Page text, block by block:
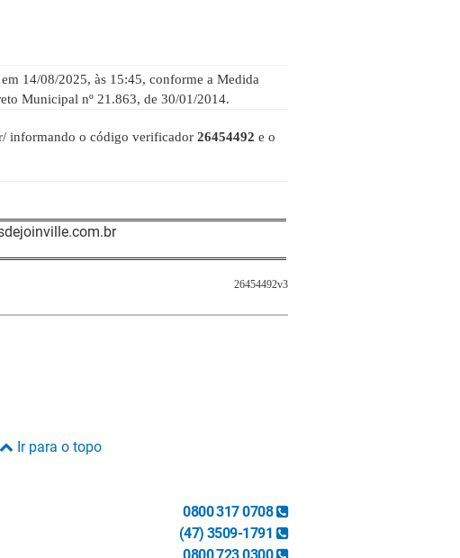
em 14/08/2025, às 15:45, conforme a Medida
Municipal nº 21.863, de 30/01/2014.
informando o código verificador 26454492 e o
26454492v3
Ir para o topo
0800 317 0708
(47) 3509-1791
0800 723 0300